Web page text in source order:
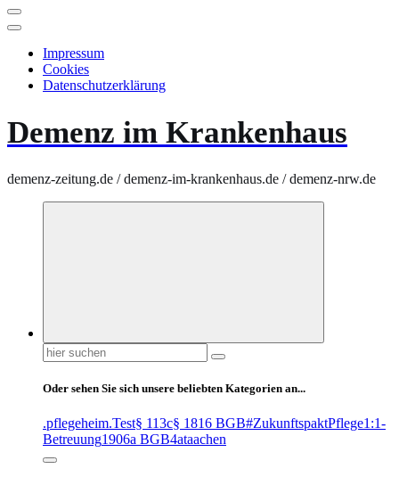
Impressum
Cookies
Datenschutzerklärung
Demenz im Krankenhaus
demenz-zeitung.de / demenz-im-krankenhaus.de / demenz-nrw.de
Suchen
nach:
Oder sehen Sie sich unsere beliebten Kategorien an...
.pflegeheim.Test§ 113c§ 1816 BGB#ZukunftspaktPflege1:1-
Betreuung1906a BGB4ataachen